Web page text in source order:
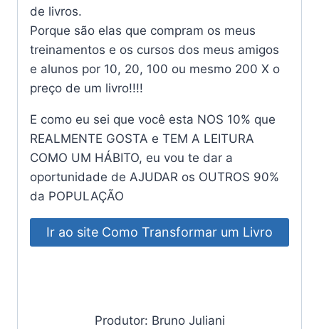
de livros.
Porque são elas que compram os meus
treinamentos e os cursos dos meus amigos
e alunos por 10, 20, 100 ou mesmo 200 X o
preço de um livro!!!!
E como eu sei que você esta NOS 10% que
REALMENTE GOSTA e TEM A LEITURA
COMO UM HÁBITO, eu vou te dar a
oportunidade de AJUDAR os OUTROS 90%
da POPULAÇÃO
Ir ao site Como Transformar um Livro
Produtor: Bruno Juliani